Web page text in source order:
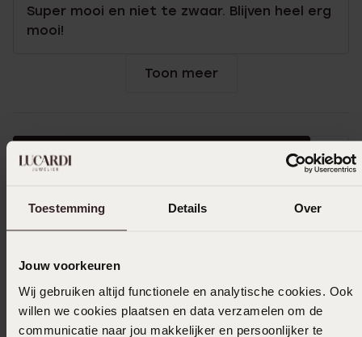
Toestemming Details Over
Jouw voorkeuren
Wij gebruiken altijd functionele en analytische cookies. Ook
willen we cookies plaatsen en data verzamelen om de
communicatie naar jou makkelijker en persoonlijker te
Super mooi en niet te zwaar. Blijven heel erg
mooi!
Toon meer
Ook leuk voor jou